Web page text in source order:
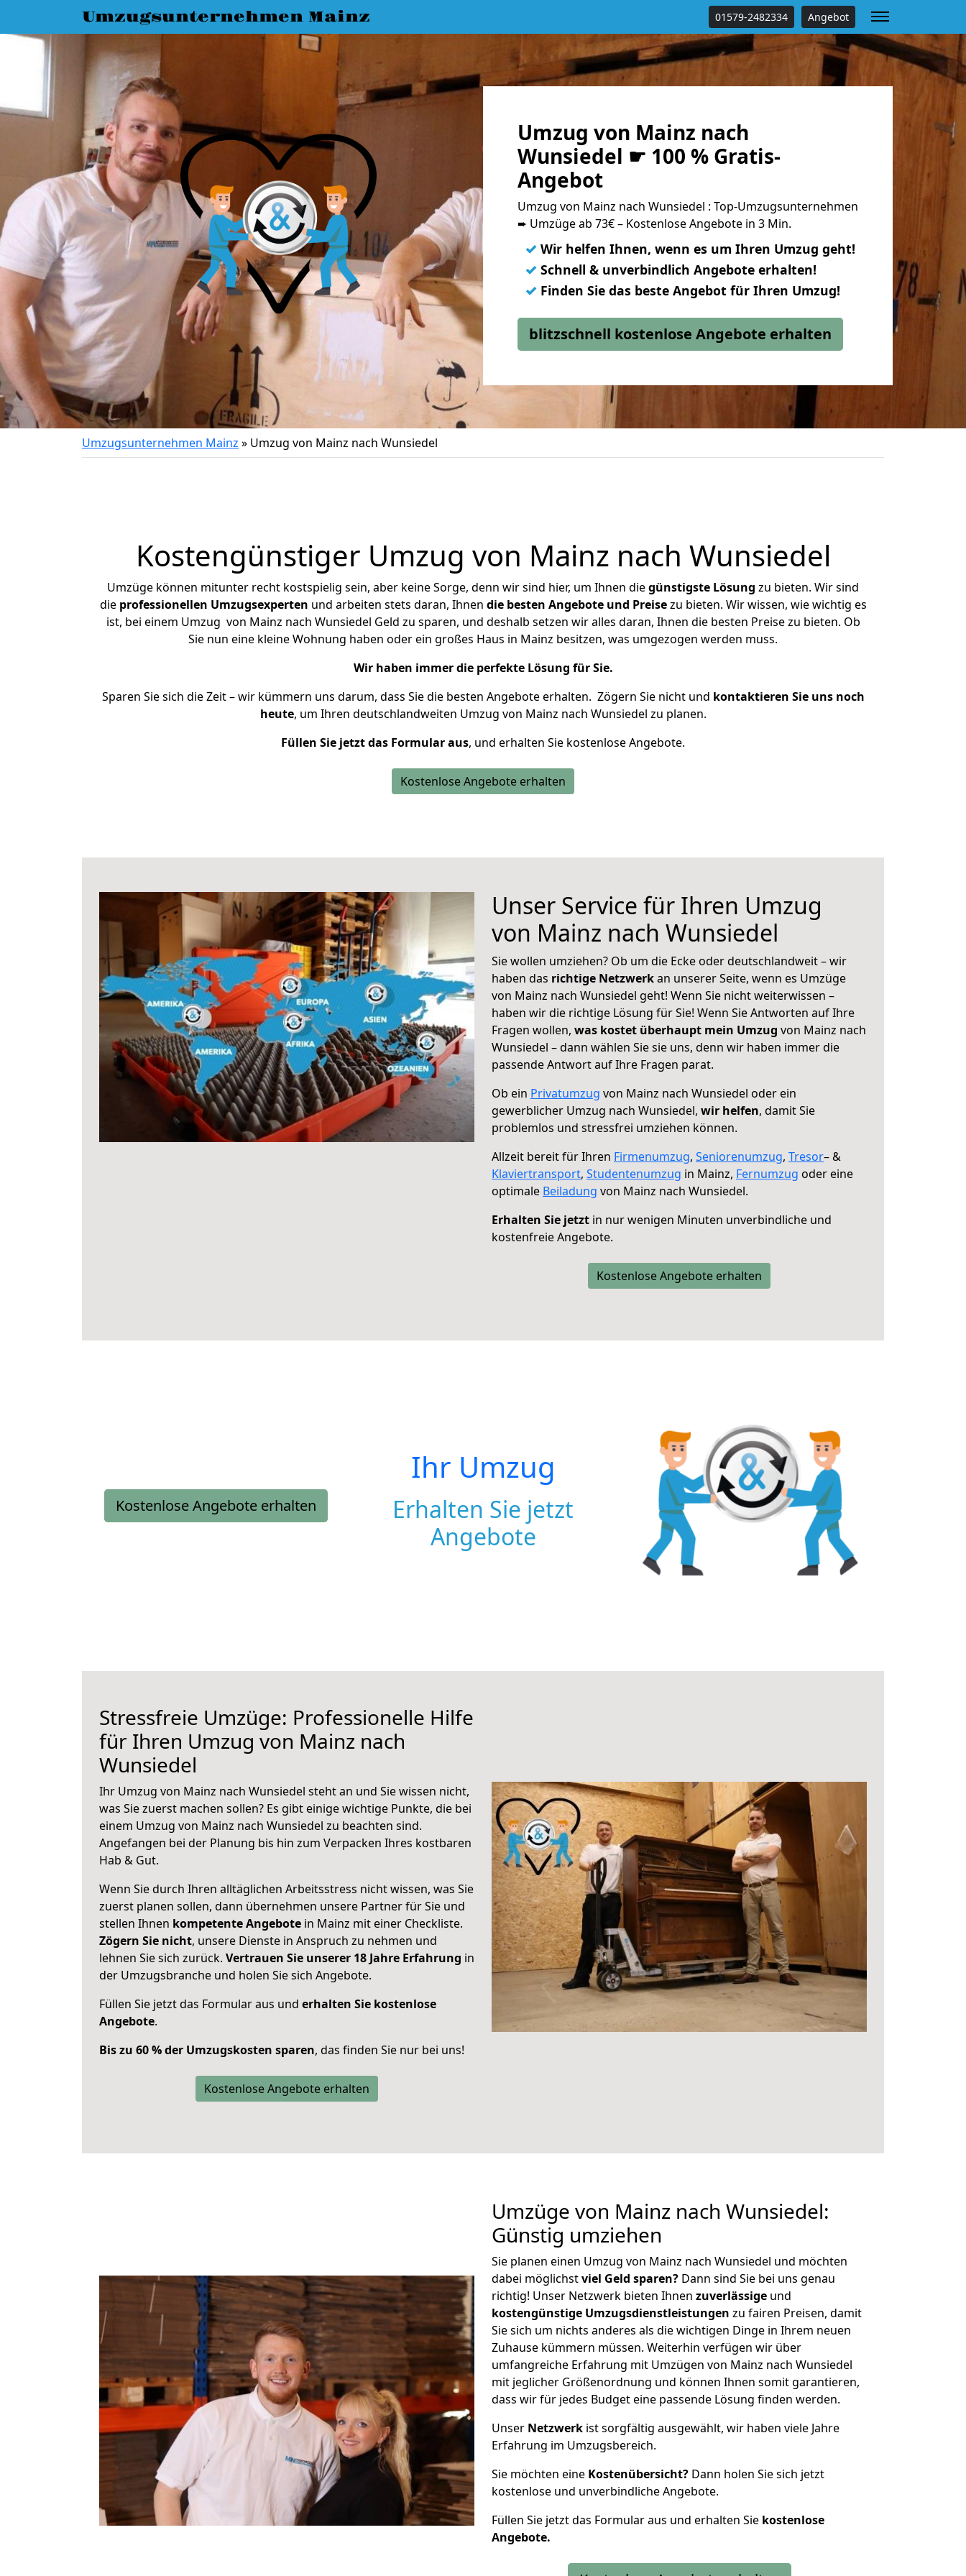
Umzugsunternehmen Mainz 01579-2482334 Angebot
Umzug von Mainz nach
Wunsiedel ☛ 100 % Gratis-
Angebot
Umzug von Mainz nach Wunsiedel : Top-Umzugsunternehmen
➨ Umzüge ab 73€ – Kostenlose Angebote in 3 Min.
✓ Wir helfen Ihnen, wenn es um Ihren Umzug geht!
✓ Schnell & unverbindlich Angebote erhalten!
✓ Finden Sie das beste Angebot für Ihren Umzug!
blitzschnell kostenlose Angebote erhalten
Umzugsunternehmen Mainz » Umzug von Mainz nach Wunsiedel
Kostengünstiger Umzug von Mainz nach Wunsiedel
Umzüge können mitunter recht kostspielig sein, aber keine Sorge, denn wir sind hier, um Ihnen diegünstigste Lösung zu bieten. Wir sind
die professionellen Umzugsexperten und arbeiten stets daran, Ihnen die besten Angebote und Preisezu bieten. Wir wissen, wie wichtig es
ist, bei einem Umzug von Mainz nach Wunsiedel Geld zu sparen, und deshalb setzen wir alles daran, Ihnen die besten Preise zu bieten. Ob
Sie nun eine kleine Wohnung haben oder ein großes Haus in Mainz besitzen, was umgezogen werden muss.
Wir haben immer die perfekte Lösung für Sie.
Sparen Sie sich die Zeit – wir kümmern uns darum, dass Sie die besten Angebote erhalten. Zögern Sie nicht und kontaktieren Sie uns noch
heute, um Ihren deutschlandweiten Umzug von Mainz nach Wunsiedel zu planen.
Füllen Sie jetzt das Formular aus, und erhalten Sie kostenlose Angebote.
Kostenlose Angebote erhalten
Unser Service für Ihren Umzug
von Mainz nach Wunsiedel
Sie wollen umziehen? Ob um die Ecke oder deutschlandweit – wir
haben das richtige Netzwerkan unserer Seite, wenn es Umzüge
von Mainz nach Wunsiedel geht! Wenn Sie nicht weiterwissen –
haben wir die richtige Lösung für Sie! Wenn Sie Antworten auf Ihre
Fragen wollen, was kostet überhaupt mein Umzug von Mainz nach
Wunsiedel – dann wählen Sie sie uns, denn wir haben immer die
passende Antwort auf Ihre Fragen parat.
Ob ein Privatumzug von Mainz nach Wunsiedel oder ein
gewerblicher Umzug nach Wunsiedel, wir helfen, damit Sie
problemlos und stressfrei umziehen können.
Allzeit bereit für Ihren Firmenumzug, Seniorenumzug, Tresor– &
Klaviertransport, Studentenumzug in Mainz, Fernumzug oder eine
optimale Beiladung von Mainz nach Wunsiedel.
Erhalten Sie jetzt in nur wenigen Minuten unverbindliche und
kostenfreie Angebote.
Kostenlose Angebote erhalten
Kostenlose Angebote erhalten
Ihr Umzug
Erhalten Sie jetzt
Angebote
Stressfreie Umzüge: Professionelle Hilfe
für Ihren Umzug von Mainz nach
Wunsiedel
Ihr Umzug von Mainz nach Wunsiedel steht an und Sie wissen nicht,
was Sie zuerst machen sollen? Es gibt einige wichtige Punkte, die bei
einem Umzug von Mainz nach Wunsiedel zu beachten sind.
Angefangen bei der Planung bis hin zum Verpacken Ihres kostbaren
Hab & Gut.
Wenn Sie durch Ihren alltäglichen Arbeitsstress nicht wissen, was Sie
zuerst planen sollen, dann übernehmen unsere Partner für Sie und
stellen Ihnen kompetente Angebote in Mainz mit einer Checkliste.
Zögern Sie nicht, unsere Dienste in Anspruch zu nehmen und
lehnen Sie sich zurück. Vertrauen Sie unserer 18 Jahre Erfahrung in
der Umzugsbranche und holen Sie sich Angebote.
Füllen Sie jetzt das Formular aus und erhalten Sie kostenlose
Angebote.
Bis zu 60 % der Umzugskosten sparen, das finden Sie nur bei uns!
Kostenlose Angebote erhalten
Umzüge von Mainz nach Wunsiedel:
Günstig umziehen
Sie planen einen Umzug von Mainz nach Wunsiedel und möchten
dabei möglichstviel Geld sparen? Dann sind Sie bei uns genau
richtig! Unser Netzwerk bieten Ihnen zuverlässige und
kostengünstige Umzugsdienstleistungen zu fairen Preisen, damit
Sie sich um nichts anderes als die wichtigen Dinge in Ihrem neuen
Zuhause kümmern müssen. Weiterhin verfügen wir über
umfangreiche Erfahrung mit Umzügen von Mainz nach Wunsiedel
mit jeglicher Größenordnung und können Ihnen somit garantieren,
dass wir für jedes Budget eine passende Lösung finden werden.
Unser Netzwerk ist sorgfältig ausgewählt, wir haben viele Jahre
Erfahrung im Umzugsbereich.
Sie möchten eine Kostenübersicht? Dann holen Sie sich jetzt
kostenlose und unverbindliche Angebote.
Füllen Sie jetzt das Formular aus und erhalten Sie kostenlose
Angebote.